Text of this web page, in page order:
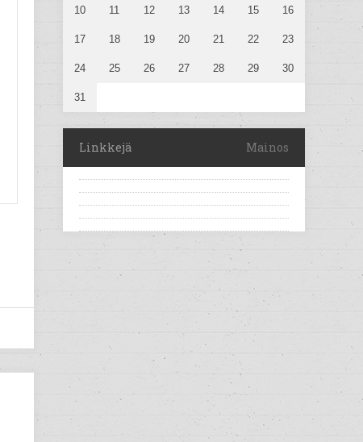
10 11 12 13 14 15 16
17 18 19 20 21 22 23
24 25 26 27 28 29 30
31
Linkkejä Mainos